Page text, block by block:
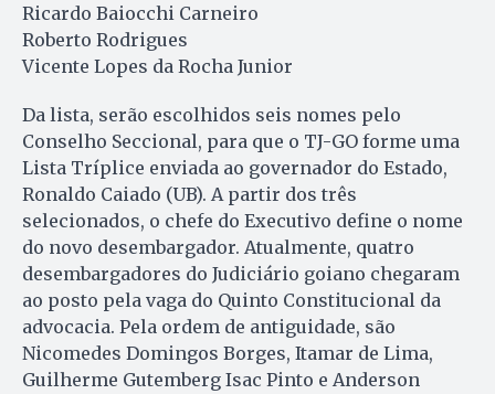
Ricardo Baiocchi Carneiro
Roberto Rodrigues
Vicente Lopes da Rocha Junior
Da lista, serão escolhidos seis nomes pelo
Conselho Seccional, para que o TJ-GO forme uma
Lista Tríplice enviada ao governador do Estado,
Ronaldo Caiado (UB). A partir dos três
selecionados, o chefe do Executivo define o nome
do novo desembargador. Atualmente, quatro
desembargadores do Judiciário goiano chegaram
ao posto pela vaga do Quinto Constitucional da
advocacia. Pela ordem de antiguidade, são
Nicomedes Domingos Borges, Itamar de Lima,
Guilherme Gutemberg Isac Pinto e Anderson